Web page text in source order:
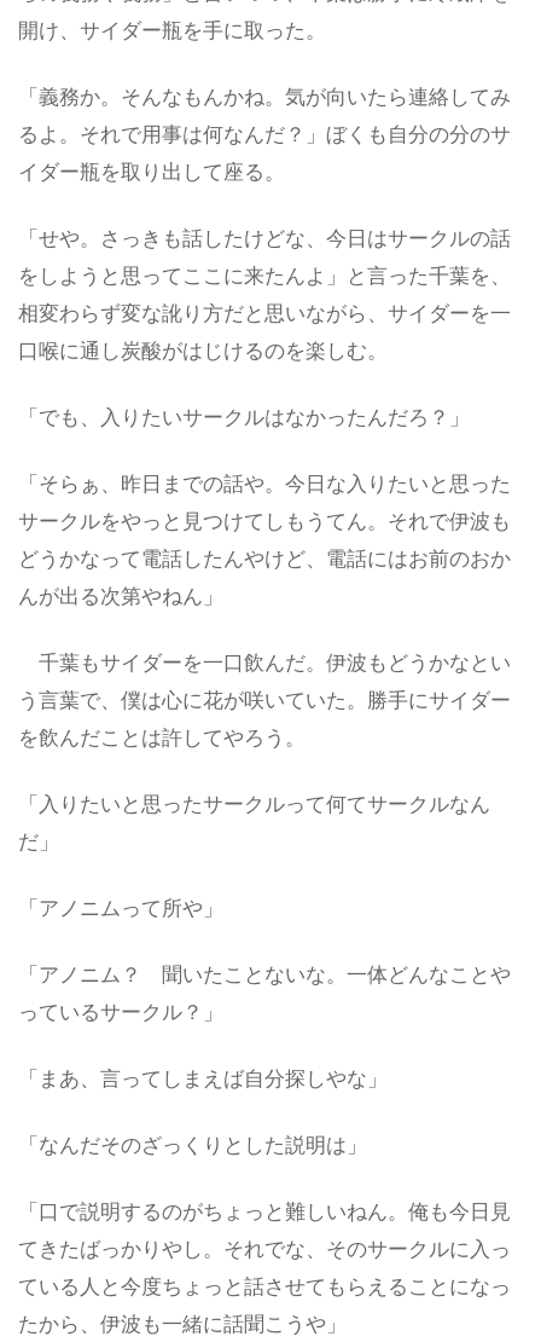
開け、サイダー瓶を手に取った。
「義務か。そんなもんかね。気が向いたら連絡してみ
るよ。それで用事は何なんだ？」ぼくも自分の分のサ
イダー瓶を取り出して座る。
「せや。さっきも話したけどな、今日はサークルの話
をしようと思ってここに来たんよ」と言った千葉を、
相変わらず変な訛り方だと思いながら、サイダーを一
口喉に通し炭酸がはじけるのを楽しむ。
「でも、入りたいサークルはなかったんだろ？」
「そらぁ、昨日までの話や。今日な入りたいと思った
サークルをやっと見つけてしもうてん。それで伊波も
どうかなって電話したんやけど、電話にはお前のおか
んが出る次第やねん」
千葉もサイダーを一口飲んだ。伊波もどうかなとい
う言葉で、僕は心に花が咲いていた。勝手にサイダー
を飲んだことは許してやろう。
「入りたいと思ったサークルって何てサークルなん
だ」
「アノニムって所や」
「アノニム？ 聞いたことないな。一体どんなことや
っているサークル？」
「まあ、言ってしまえば自分探しやな」
「なんだそのざっくりとした説明は」
「口で説明するのがちょっと難しいねん。俺も今日見
てきたばっかりやし。それでな、そのサークルに入っ
ている人と今度ちょっと話させてもらえることになっ
たから、伊波も一緒に話聞こうや」